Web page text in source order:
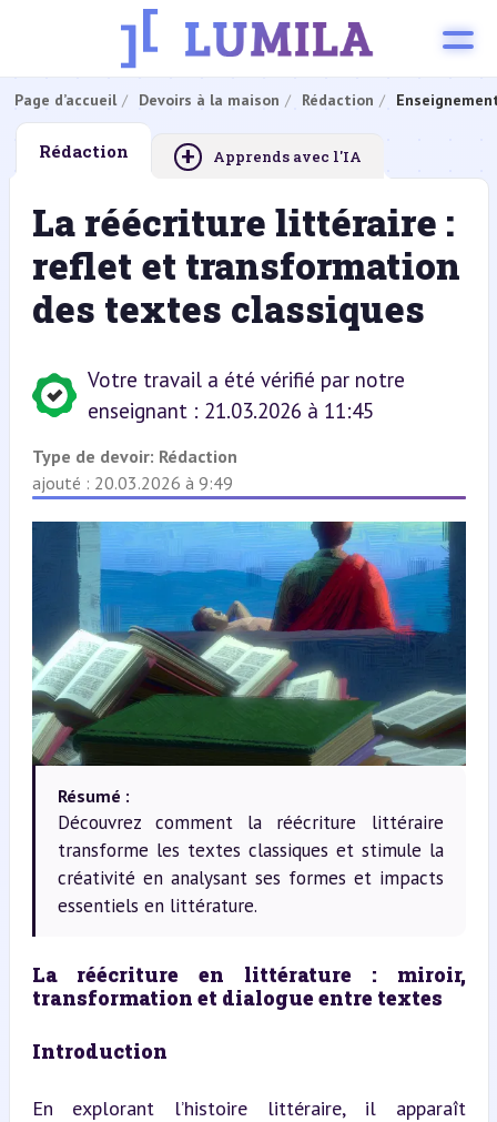
Page d’accueil Devoirs à la maison Rédaction
Rédaction + Apprends avec l'IA
La réécriture littéraire :
reflet et transformation
des textes classiques
Votre travail a été vérifié par notre
enseignant : 21.03.2026 à 11:45
Type de devoir: Rédaction
ajouté : 20.03.2026 à 9:49
Résumé :
Découvrez comment la réécriture littéraire
transforme les textes classiques et stimule la
créativité en analysant ses formes et impacts
essentiels en littérature.
La réécriture en littérature : miroir,
transformation et dialogue entre textes
Introduction
En explorant l’histoire littéraire, il apparaît